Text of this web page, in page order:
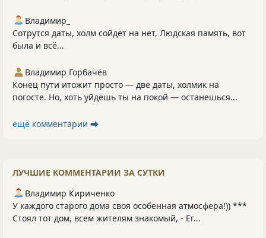
Владимир_
Сотрутся даты, холм сойдёт на нет, Людская память, вот
была и всё...
Владимир Горбачёв
Конец пути итожит просто — две даты, холмик на
погосте. Но, хоть уйдёшь ты на покой — останешься...
ещё комментарии ⮕
ЛУЧШИЕ КОММЕНТАРИИ ЗА СУТКИ
Владимир Кириченко
У каждого старого дома своя особенная атмосфера!)) ***
Стоял тот дом, всем жителям знакомый, - Ег...